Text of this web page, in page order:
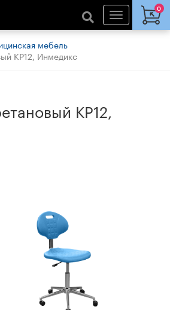
0
мебель
КР12, Инмедикс
КР12,